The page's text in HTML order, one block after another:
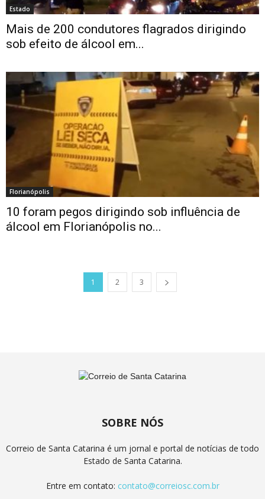
Estado
Mais de 200 condutores flagrados dirigindo
sob efeito de álcool em...
Florianópolis
10 foram pegos dirigindo sob influência de
álcool em Florianópolis no...
1 2 3
SOBRE NÓS
Correio de Santa Catarina é um jornal e portal de notícias de todo
Estado de Santa Catarina.
Entre em contato: contato@correiosc.com.br